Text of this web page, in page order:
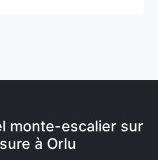
monte-escalier sur
à Orlu